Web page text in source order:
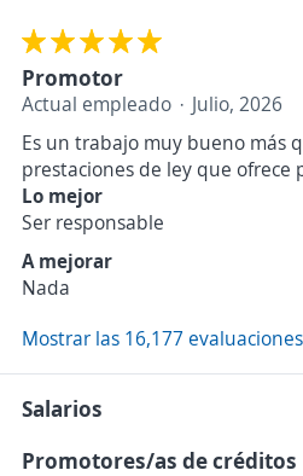
Promotor
Actual empleado
Julio, 2026
Es un trabajo muy bueno más
prestaciones de ley que ofrece
Lo mejor
Ser responsable
A mejorar
Nada
Mostrar las 16,177 evaluaciones
Salarios
Promotores/as de créditos